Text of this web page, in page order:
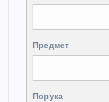
Предмет
Порука